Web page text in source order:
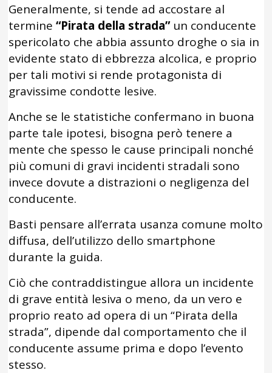
Generalmente, si tende ad accostare al
termine“Pirata della strada”un conducente
spericolato che abbia assunto droghe o sia in
evidente stato di ebbrezza alcolica, e proprio
per tali motivi si rende protagonista di
gravissime condotte lesive.
Anche se le statistiche confermano in buona
parte tale ipotesi, bisogna però tenere a
mente che spesso le cause principali nonché
più comuni di gravi incidenti stradali sono
invece dovute a distrazioni o negligenza del
conducente.
Basti pensare all’errata usanza comune molto
diffusa, dell’utilizzo dello smartphone
durante la guida.
Ciò che contraddistingue allora un incidente
di grave entità lesiva o meno, da un vero e
proprio reato ad opera di un “Pirata della
strada”, dipende dal comportamento che il
conducente assume prima e dopo l’evento
stesso.